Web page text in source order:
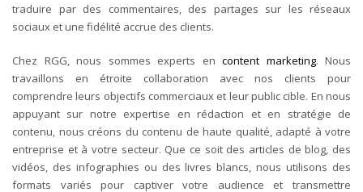
traduire par des commentaires, des partages sur les réseaux
sociaux et une fidélité accrue des clients.
Chez RGG, nous sommes experts en content marketing. Nous
travaillons en étroite collaboration avec nos clients pour
comprendre leurs objectifs commerciaux et leur public cible. En nous
appuyant sur notre expertise en rédaction et en stratégie de
contenu, nous créons du contenu de haute qualité, adapté à votre
entreprise et à votre secteur. Que ce soit des articles de blog, des
vidéos, des infographies ou des livres blancs, nous utilisons des
formats variés pour captiver votre audience et transmettre